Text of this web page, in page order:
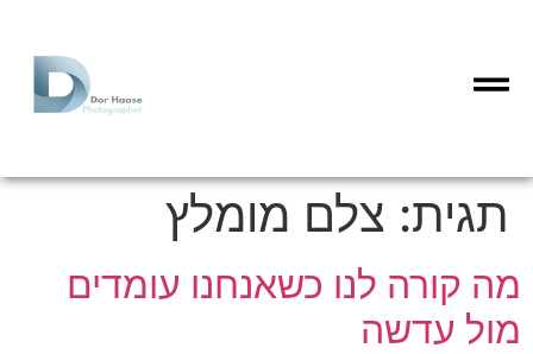
תגית: צלם מומלץ
מה קורה לנו כשאנחנו עומדים
מול עדשה